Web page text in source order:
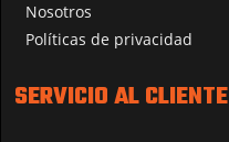
Nosotros
Políticas de privacidad
SERVICIO AL CLIENTE